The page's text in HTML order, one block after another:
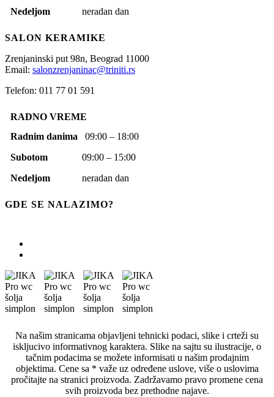
Nedeljom neradan dan
SALON KERAMIKE
Zrenjaninski put 98n, Beograd 11000
Email: salonzrenjaninac@triniti.rs
Telefon: 011 77 01 591
RADNO VREME
Radnim danima 09:00 – 18:00
Subotom 09:00 – 15:00
Nedeljom neradan dan
GDE SE NALAZIMO?
Na našim stranicama objavljeni tehnicki podaci, slike i crteži su
iskljucivo informativnog karaktera. Slike na sajtu su ilustracije, o
tačnim podacima se možete informisati u našim prodajnim
objektima. Cene sa * važe uz određene uslove, više o uslovima
pročitajte na stranici proizvoda. Zadržavamo pravo promene cena
svih proizvoda bez prethodne najave.